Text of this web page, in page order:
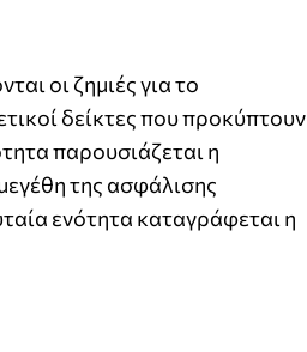
οι ζημιές για το
δείκτες που προκύπτουν
παρουσιάζεται η
της ασφάλισης
ενότητα καταγράφεται η